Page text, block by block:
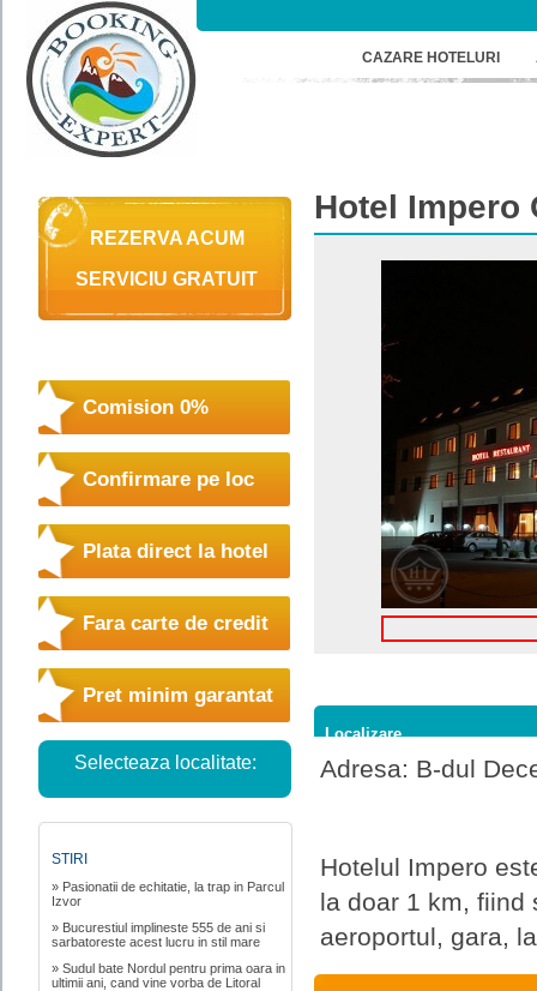
CAZARE HOTELURI
REZERVA ACUM
SERVICIU GRATUIT
Comision 0%
Confirmare pe loc
Plata direct la hotel
Fara carte de credit
Pret minim garantat
Selecteaza localitate:
STIRI
» Pasionatii de echitatie, la trap in Parcul
Izvor
» Bucurestiul implineste 555 de ani si
sarbatoreste acest lucru in stil mare
» Sudul bate Nordul pentru prima oara in
ultimii ani, cand vine vorba de Litoral
Hotel Impero
Localizare
Adresa: B-dul
Hotelul Impero
la doar 1 km, fiind
aeroportul, gara,